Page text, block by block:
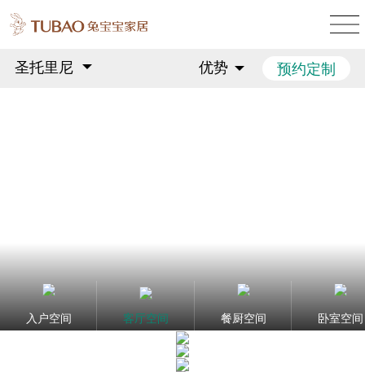
圣托里尼 预约定制
优势
入户空间 客厅空间 餐厨空间 卧室空间